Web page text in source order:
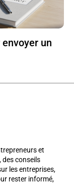
un
et
des conseils
les entreprises,
rester informé,